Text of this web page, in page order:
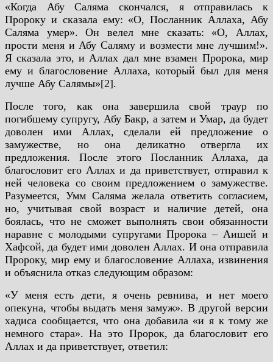
«Когда Абу Саляма скончался, я отправилась к
Пророку и сказала ему: «О, Посланник Аллаха, Абу
Саляма умер». Он велел мне сказать: «О, Аллах,
прости меня и Абу Саляму и возмести мне лучшим!».
Я сказала это, и Аллах дал мне взамен Пророка, мир
ему и благословение Аллаха, который был для меня
лучше Абу Салямы»[2].
После того, как она завершила свой траур по
погибшему супругу, Абу Бакр, а затем и Умар, да будет
доволен ими Аллах, сделали ей предложение о
замужестве, но она деликатно отвергла их
предложения. После этого Посланник Аллаха, да
благословит его Аллах и да приветствует, отправил к
ней человека со своим предложением о замужестве.
Разумеется, Умм Саляма желала ответить согласием,
но, учитывая свой возраст и наличие детей, она
боялась, что не сможет выполнять свои обязанности
наравне с молодыми супругами Пророка – Аишей и
Хафсой, да будет ими доволен Аллах. И она отправила
Пророку, мир ему и благословение Аллаха, извинения
и объяснила отказ следующим образом:
«У меня есть дети, я очень ревнива, и нет моего
опекуна, чтобы выдать меня замуж». В другой версии
хадиса сообщается, что она добавила «и я к тому же
немного стара».На это Пророк, да благословит его
Аллах и да приветствует, ответил: